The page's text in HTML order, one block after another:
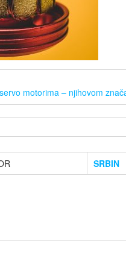
motorima – njihovom
SRBIN